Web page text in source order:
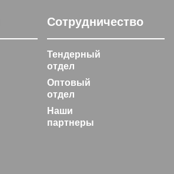
Сотрудничество
Тендерный
отдел
Оптовый
отдел
Наши
партнеры